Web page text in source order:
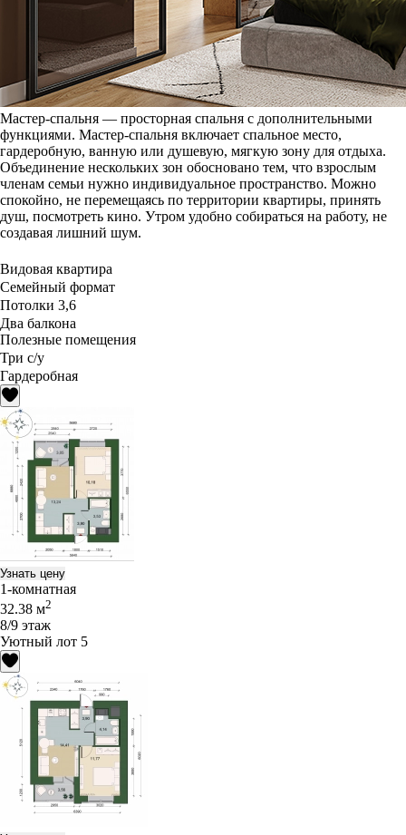
Мастер-спальня — просторная спальня с дополнительными
функциями. Мастер-спальня включает спальное место,
гардеробную, ванную или душевую, мягкую зону для отдыха.
Объединение нескольких зон обосновано тем, что взрослым
членам семьи нужно индивидуальное пространство. Можно
спокойно, не перемещаясь по территории квартиры, принять
душ, посмотреть кино. Утром удобно собираться на работу, не
создавая лишний шум.
Видовая квартира
Семейный формат
Потолки 3,6
Два балкона
Полезные помещения
Три с/у
Гардеробная
Узнать цену
1-комнатная
32.38 м2
8/9 этаж
Уютный лот 5